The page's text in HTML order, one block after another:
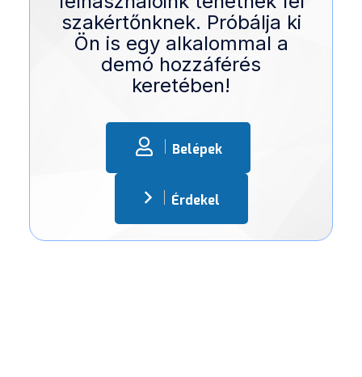
szakértőnknek. Próbálja ki
Ön is egy alkalommal a
demó hozzáférés
keretében!
Belépek
Érdekel